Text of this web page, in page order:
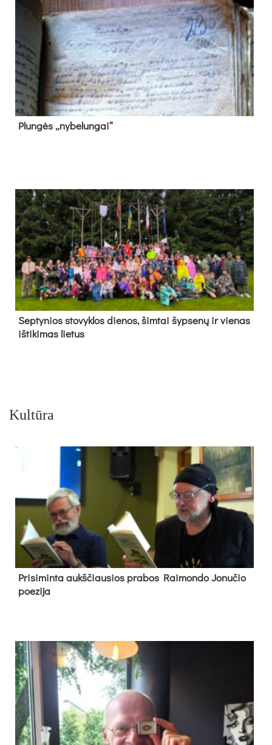
Plun­gės „ny­be­lun­gai“
Sep­ty­nios sto­vyk­los die­nos, šim­tai šyp­se­nų ir vie­nas
iš­ti­ki­mas lie­tus
Kultūra
Pri­si­min­ta aukš­čiau­sios pra­bos Rai­mon­do Jo­nu­čio
poe­zi­ja